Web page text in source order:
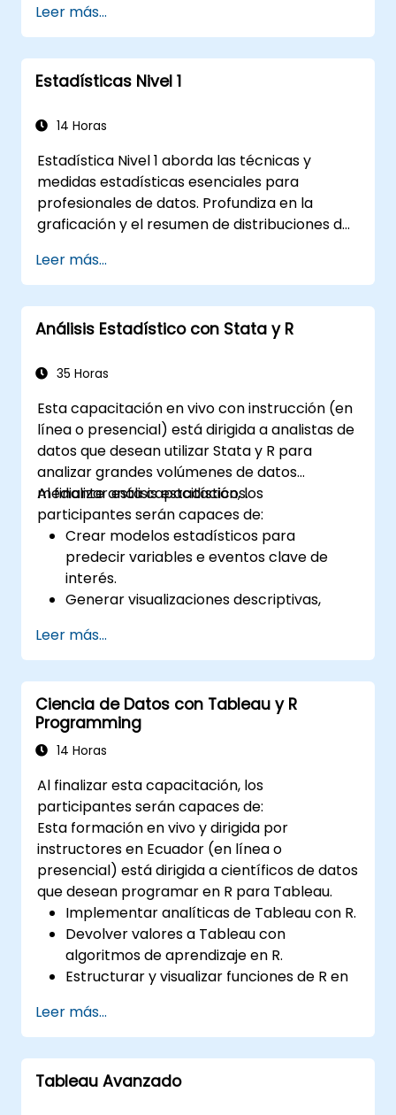
mejora de procesos utilizando los principios
de Six Sigma y el modelado BPMN 2.0.
Leer más...
Estadísticas Nivel 1
14 Horas
Estadística Nivel 1 aborda las técnicas y
medidas estadísticas esenciales para
profesionales de datos. Profundiza en la
graficación y el resumen de distribuciones de
distribución normal y el cálculo de medidas
analíticas clave, incluyendo media, mediana,
moda, desviación estándar y varianza.
Proporciona a los participantes las bases
del mundo real y generar resultados basados
que busque construir una base cuantitativa
sólida para la ciencia de datos y el análisis de
datos.
Leer más...
Análisis Estadístico con Stata y R
35 Horas
Esta capacitación en vivo con instrucción (en
línea o presencial) está dirigida a analistas de
datos que desean utilizar Stata y R para
analizar grandes volúmenes de datos
mediante análisis estadísticos.
Al finalizar esta capacitación, los
participantes serán capaces de:
Crear modelos estadísticos para
predecir variables e eventos clave de
interés.
Generar visualizaciones descriptivas,
Administrar y estructurar bases de datos
grandes para prepararlas para el análisis
de datos.
Leer más...
Ciencia de Datos con Tableau y R
Programming
14 Horas
Al finalizar esta capacitación, los
participantes serán capaces de:
Esta formación en vivo y dirigida por
instructores en Ecuador (en línea o
presencial) está dirigida a científicos de datos
que desean programar en R para Tableau.
Implementar analíticas de Tableau con R.
Devolver valores a Tableau con
algoritmos de aprendizaje en R.
Estructurar y visualizar funciones de R en
Tomar decisiones basadas en datos para
las operaciones comerciales.
Leer más...
Tableau Avanzado